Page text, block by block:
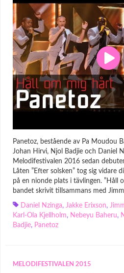
Panetoz, bestående av Pa Moudou
Johan Hirvi, Njol Badjie och Daniel
Melodifestivalen 2016 sedan
Låten ”Efter solsken” tog sig vidare
på en nionde plats i tävlingen. ”Håll
bandet skrivit tillsammans med
Daniel Nzinga, Jakke Erixson,
Karl-Ola Kjellholm, Nebeyu Baheru,
Badjie, Panetoz
MELODIFESTIVALEN 2015